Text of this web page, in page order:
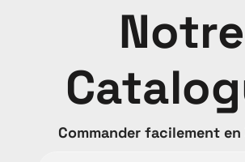
Notre
Commander facilement